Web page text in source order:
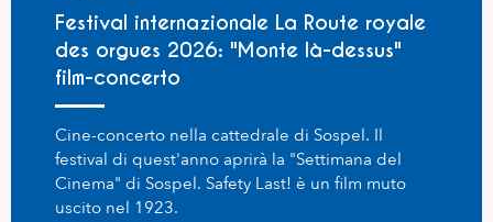
Festival internazionale La Route royale
des orgues 2026: "Monte là-dessus"
film-concerto
Cine-concerto nella cattedrale di Sospel. Il
festival di quest'anno aprirà la "Settimana del
Cinema" di Sospel. Safety Last! è un film muto
uscito nel 1923.